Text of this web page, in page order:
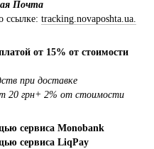
Почта
ссылке: tracking.novaposhta.ua.
от 15% от стоимости
при доставке
20 грн+ 2% от стоимости
сервиса Monobank
сервиса LiqPay